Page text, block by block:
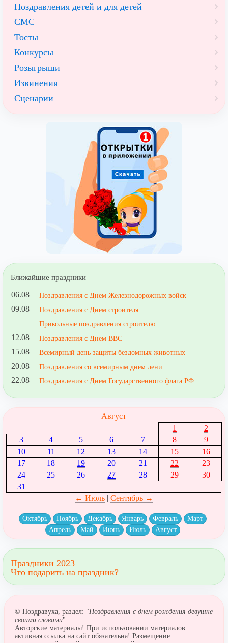
Поздравления детей и для детей
СМС
Тосты
Конкурсы
Розыгрыши
Извинения
Сценарии
Ближайшие праздники
06.08 Поздравления с Днем Железнодорожных войск
09.08
Поздравления с Днем строителя
Прикольные поздравления строителю
12.08 Поздравления с Днем ВВС
15.08 Всемирный день защиты бездомных животных
20.08 Поздравления со всемирным днем лени
22.08 Поздравления с Днем Государственного флага РФ
Август
1
2
3
4 5 6 7 8
9
10
11 12 13 14 15
16
17
18 19 20 21 22
23
24
25 26 27 28 29
30
31
← Июль| Сентябрь →
Октябрь Ноябрь Декабрь Январь Февраль
Март
Апрель
Май Июнь Июль Август
Праздники 2023
Что подарить на праздник?
© Поздравуха, раздел: "Поздравления с днем рождения девушке
своими словами"
Авторские материалы! При использовании материалов
активная ссылка на сайт обязательна! Размещение